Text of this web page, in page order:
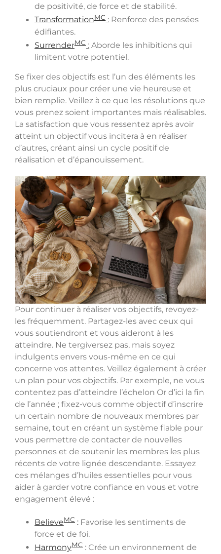
de positivité, de force et de stabilité.
TransformationMC:Renforce des pensées
édifiantes.
SurrenderMC:Aborde les inhibitions qui
limitent votre potentiel.
Se fixer des objectifs est l’un des éléments les
plus cruciaux pour créer une vie heureuse et
bien remplie. Veillez à ce que les résolutions que
vous prenez soient importantes mais réalisables.
La satisfaction que vous ressentez après avoir
atteint un objectif vous incitera à en réaliser
d’autres, créant ainsi un cycle positif de
réalisation et d’épanouissement.
Pour continuer à réaliser vos objectifs, revoyez-
les fréquemment. Partagez-les avec ceux qui
vous soutiendront et vous aideront à les
atteindre. Ne tergiversez pas, mais soyez
indulgents envers vous-même en ce qui
concerne vos attentes. Veillez également à créer
un plan pour vos objectifs. Par exemple, ne vous
contentez pas d’atteindre l’échelon Or d’ici la fin
de l’année ; fixez-vous comme objectif d’inscrire
un certain nombre de nouveaux membres par
semaine, tout en créant un système fiable pour
vous permettre de contacter de nouvelles
personnes et de soutenir les membres les plus
récents de votre lignée descendante. Essayez
ces mélanges d’huiles essentielles pour vous
aider à garder votre confiance en vous et votre
engagement élevé :
BelieveMC:Favorise les sentiments de
force et de foi.
HarmonyMC: Crée un environnement de